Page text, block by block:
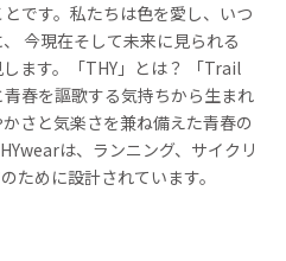
です。私たちは色を愛し、いつ
今現在そして未来に見られる
ます。「THY」とは？ 「Trail
春を謳歌する気持ちから生まれ
さと気楽さを兼ね備えた青春の
は、ランニング、サイクリ
ために設計されています。